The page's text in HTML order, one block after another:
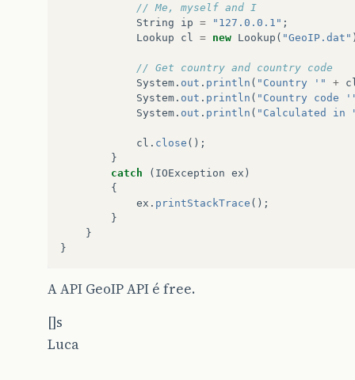
// Me, myself and I
String
ip = "127.0.0.1" ;
Lookup
cl = new Lookup ( "GeoIP.dat"
// Get country and country code
System . out . println ( "Country '" +
System . out . println ( "Country code
System . out . println ( "Calculated in
cl . close ();
}
catch
( IOException ex )
{
ex . printStackTrace ();
}
}
}
A API GeoIP API é free.
[]s
Luca